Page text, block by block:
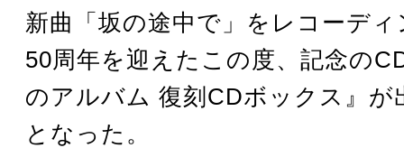
新曲「坂の途中で」をレコーデ
50周年を迎えたこの度、記念の
のアルバム 復刻CDボックス』が
となった。